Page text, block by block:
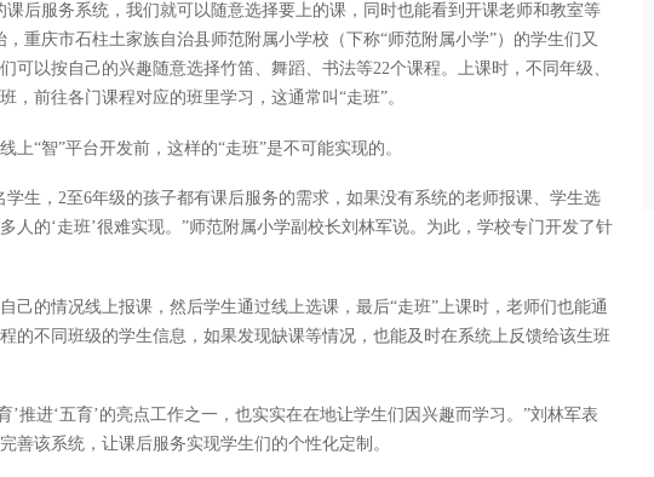
课后服务系统，我们就可以随意选择要上的课，同时也能看到开课老师和教室等
重庆市石柱土家族自治县师范附属小学校（下称“师范附属小学”）的学生们又
可以按自己的兴趣随意选择竹笛、舞蹈、书法等22个课程。上课时，不同年级、
，前往各门课程对应的班里学习，这通常叫“走班”。
上“智”平台开发前，这样的“走班”是不可能实现的。
学生，2至6年级的孩子都有课后服务的需求，如果没有系统的老师报课、学生选
人的‘走班’很难实现。”师范附属小学副校长刘林军说。为此，学校专门开发了针
己的情况线上报课，然后学生通过线上选课，最后“走班”上课时，老师们也能通
的不同班级的学生信息，如果发现缺课等情况，也能及时在系统上反馈给该生班
’推进‘五育’的亮点工作之一，也实实在在地让学生们因兴趣而学习。”刘林军表
善该系统，让课后服务实现学生们的个性化定制。